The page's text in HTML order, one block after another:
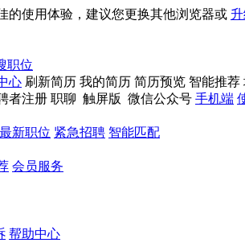
的使用体验，建议您更换其他浏览器或
职位
心 刷新简历 我的简历 简历预览 智能推荐
者注册 职聊 触屏版 微信公众号 手机端
最新职位 紧急招聘 智能匹配
会员服务
帮助中心